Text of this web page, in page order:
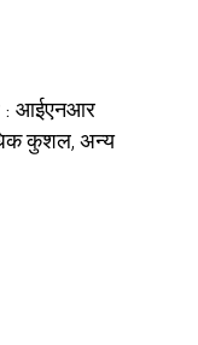
: आईएनआर
कुशल, अन्य